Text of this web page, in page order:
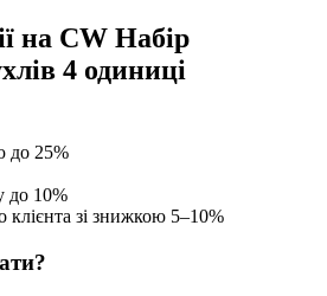
на CW Набір
4 одиниці
до 25%
до 10%
клієнта зі знижкою 5–10%